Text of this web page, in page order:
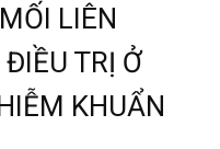
LIÊN
TRỊ Ở
KHUẨN